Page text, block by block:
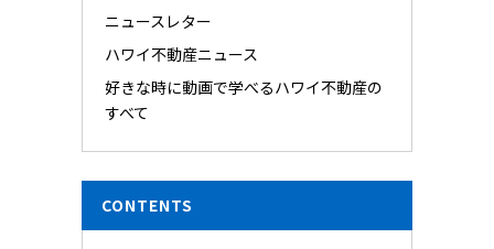
ニュースレター
ハワイ不動産ニュース
好きな時に動画で学べるハワイ不動産の
すべて
CONTENTS